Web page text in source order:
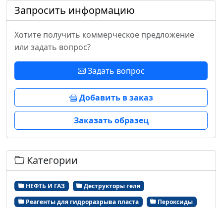
Запросить информацию
Хотите получить коммерческое предложение
или задать вопрос?
Задать вопрос
Добавить в заказ
Заказать образец
Категории
НЕФТЬ И ГАЗ
Деструкторы геля
Реагенты для гидроразрыва пласта
Пероксиды